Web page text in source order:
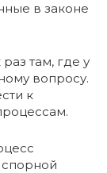
в законе
там, где у
вопросу.
к